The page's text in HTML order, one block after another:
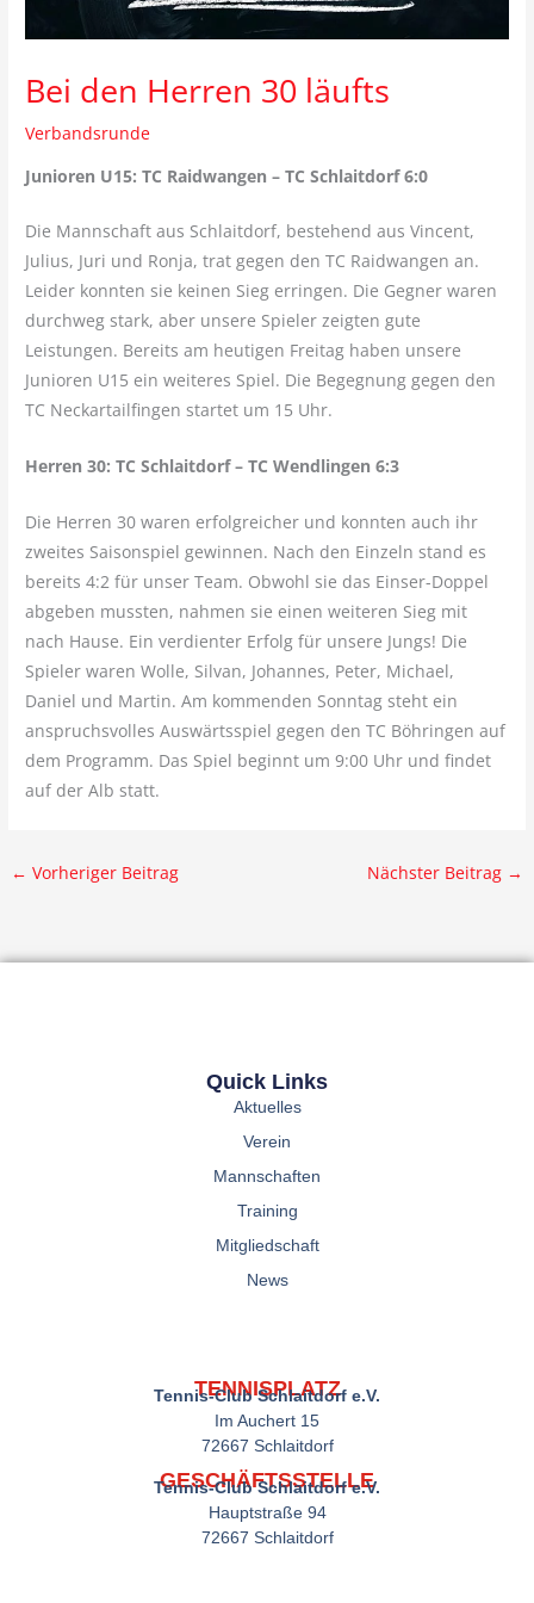
Bei den Herren 30 läufts
Verbandsrunde
Junioren U15: TC Raidwangen – TC Schlaitdorf 6:0
Die Mannschaft aus Schlaitdorf, bestehend aus Vincent,
Julius, Juri und Ronja, trat gegen den TC Raidwangen an.
Leider konnten sie keinen Sieg erringen. Die Gegner waren
durchweg stark, aber unsere Spieler zeigten gute
Leistungen. Bereits am heutigen Freitag haben unsere
Junioren U15 ein weiteres Spiel. Die Begegnung gegen den
TC Neckartailfingen startet um 15 Uhr.
Herren 30: TC Schlaitdorf – TC Wendlingen 6:3
Die Herren 30 waren erfolgreicher und konnten auch ihr
zweites Saisonspiel gewinnen. Nach den Einzeln stand es
bereits 4:2 für unser Team. Obwohl sie das Einser-Doppel
abgeben mussten, nahmen sie einen weiteren Sieg mit
nach Hause. Ein verdienter Erfolg für unsere Jungs! Die
Spieler waren Wolle, Silvan, Johannes, Peter, Michael,
Daniel und Martin. Am kommenden Sonntag steht ein
anspruchsvolles Auswärtsspiel gegen den TC Böhringen auf
dem Programm. Das Spiel beginnt um 9:00 Uhr und findet
auf der Alb statt.
← Vorheriger Beitrag Nächster Beitrag →
Quick Links
Aktuelles
Verein
Mannschaften
Training
Mitgliedschaft
News
TENNISPLATZ
Tennis-Club Schlaitdorf e.V.
Im Auchert 15
72667 Schlaitdorf
GESCHÄFTSSTELLE
Tennis-Club Schlaitdorf e.V.
Hauptstraße 94
72667 Schlaitdorf